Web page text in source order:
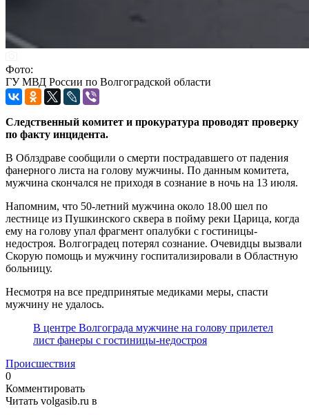
Фото:
ГУ МВД России по Волгоградской области
Следственный комитет и прокуратура проводят проверку
по факту инцидента.
В Облздраве сообщили о смерти пострадавшего от падения
фанерного листа на голову мужчины. По данным комитета,
мужчина скончался не приходя в сознание в ночь на 13 июля.
Напомним, что 50-летний мужчина около 18.00 шел по
лестнице из Пушкинского сквера в пойму реки Царица, когда
ему на голову упал фрагмент опалубки с гостиницы-
недостроя. Волгоградец потерял сознание. Очевидцы вызвали
Скорую помощь и мужчину госпитализировали в Областную
больницу.
Несмотря на все предпринятые медиками меры, спасти
мужчину не удалось.
В центре Волгограда мужчине на голову прилетел
лист фанеры с гостиницы-недостроя
Происшествия
0
Комментировать
Читать volgasib.ru в